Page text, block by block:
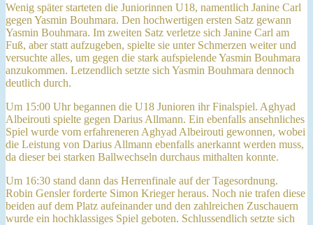
Wenig später starteten die Juniorinnen U18, namentlich Janine Carl
gegen Yasmin Bouhmara. Den hochwertigen ersten Satz gewann
Yasmin Bouhmara. Im zweiten Satz verletze sich Janine Carl am
Fuß, aber statt aufzugeben, spielte sie unter Schmerzen weiter und
versuchte alles, um gegen die stark aufspielende Yasmin Bouhmara
anzukommen. Letzendlich setzte sich Yasmin Bouhmara dennoch
deutlich durch.
Um 15:00 Uhr begannen die U18 Junioren ihr Finalspiel. Aghyad
Albeirouti spielte gegen Darius Allmann. Ein ebenfalls ansehnliches
Spiel wurde vom erfahreneren Aghyad Albeirouti gewonnen, wobei
die Leistung von Darius Allmann ebenfalls anerkannt werden muss,
da dieser bei starken Ballwechseln durchaus mithalten konnte.
Um 16:30 stand dann das Herrenfinale auf der Tagesordnung.
Robin Gensler forderte Simon Krieger heraus. Noch nie trafen diese
beiden auf dem Platz aufeinander und den zahlreichen Zuschauern
wurde ein hochklassiges Spiel geboten. Schlussendlich setzte sich